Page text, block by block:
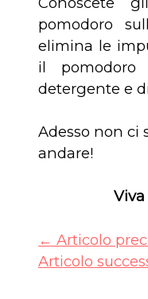
pomodoro
elimina le
il
detergente e
Adesso non ci
andare!
← Articolo
Articolo